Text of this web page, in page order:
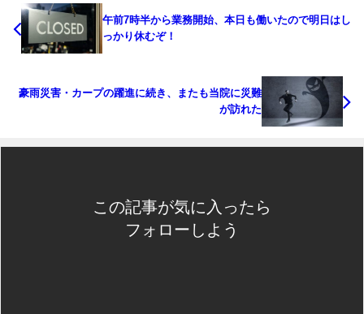
午前7時半から業務開始、本日も働いたので明日はし
っかり休むぞ！
豪雨災害・カープの躍進に続き、またも当院に災難
が訪れた
この記事が気に入ったら
フォローしよう